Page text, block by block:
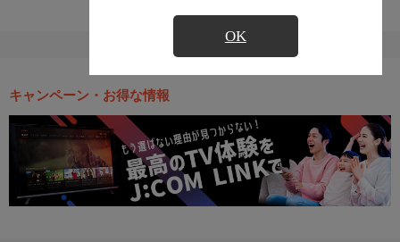
OK
キャンペーン・お得な情報